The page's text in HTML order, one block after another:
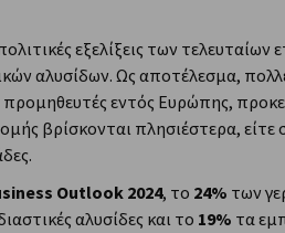
εξελίξεις των τελευταίων
αλυσίδων. Ως αποτέλεσμα,
προμηθευτές εντός Ευρώπης,
βρίσκονται πλησιέστερα,
Outlook 2024, το 24% των
αλυσίδες και το 19% τα